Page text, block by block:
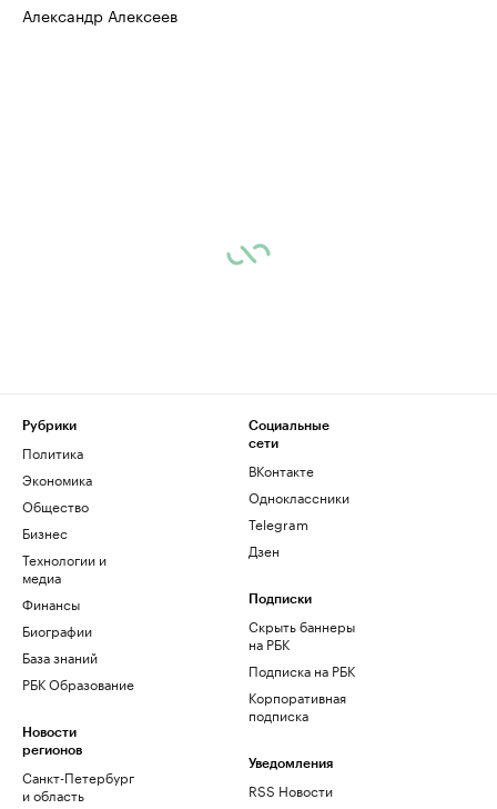
Александр Алексеев
Рубрики
Политика
Экономика
Общество
Бизнес
Технологии и
медиа
Финансы
Биографии
База знаний
РБК Образование
Новости
регионов
Санкт-Петербург
и область
Социальные
сети
ВКонтакте
Одноклассники
Telegram
Дзен
Подписки
Скрыть баннеры
на РБК
Подписка на РБК
Корпоративная
подписка
Уведомления
RSS Новости